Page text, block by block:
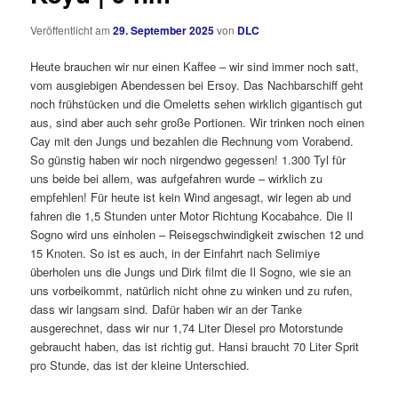
Veröffentlicht am29. September 2025von DLC
Heute brauchen wir nur einen Kaffee – wir sind immer noch satt,
vom ausgiebigen Abendessen bei Ersoy. Das Nachbarschiff geht
noch frühstücken und die Omeletts sehen wirklich gigantisch gut
aus, sind aber auch sehr große Portionen. Wir trinken noch einen
Cay mit den Jungs und bezahlen die Rechnung vom Vorabend.
So günstig haben wir noch nirgendwo gegessen! 1.300 Tyl für
uns beide bei allem, was aufgefahren wurde – wirklich zu
empfehlen! Für heute ist kein Wind angesagt, wir legen ab und
fahren die 1,5 Stunden unter Motor Richtung Kocabahce. Die Il
Sogno wird uns einholen – Reisegschwindigkeit zwischen 12 und
15 Knoten. So ist es auch, in der Einfahrt nach Selimiye
überholen uns die Jungs und Dirk filmt die Il Sogno, wie sie an
uns vorbeikommt, natürlich nicht ohne zu winken und zu rufen,
dass wir langsam sind. Dafür haben wir an der Tanke
ausgerechnet, dass wir nur 1,74 Liter Diesel pro Motorstunde
gebraucht haben, das ist richtig gut. Hansi braucht 70 Liter Sprit
pro Stunde, das ist der kleine Unterschied.